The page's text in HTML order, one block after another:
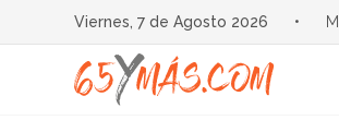
Viernes, 7 de Agosto 2026 •